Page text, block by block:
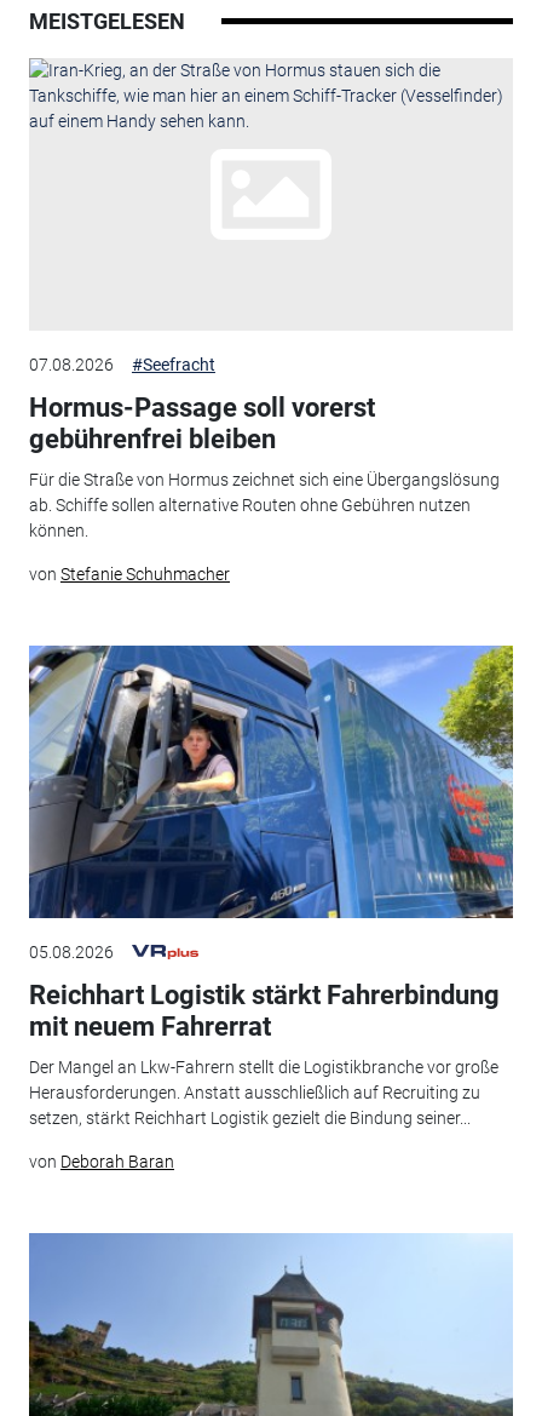
MEISTGELESEN
07.08.2026 #Seefracht
Hormus-Passage soll vorerst
gebührenfrei bleiben
Für die Straße von Hormus zeichnet sich eine Übergangslösung
ab. Schiffe sollen alternative Routen ohne Gebühren nutzen
können.
von Stefanie Schuhmacher
05.08.2026
Reichhart Logistik stärkt Fahrerbindung
mit neuem Fahrerrat
Der Mangel an Lkw-Fahrern stellt die Logistikbranche vor große
Herausforderungen. Anstatt ausschließlich auf Recruiting zu
setzen, stärkt Reichhart Logistik gezielt die Bindung seiner...
von Deborah Baran